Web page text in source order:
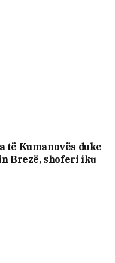
të Kumanovës duke
Brezë, shoferi iku